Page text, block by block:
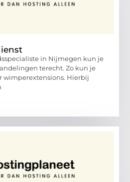
in Nijmegen kun je
terecht. Zo kun je
wimperextensions. Hierbij